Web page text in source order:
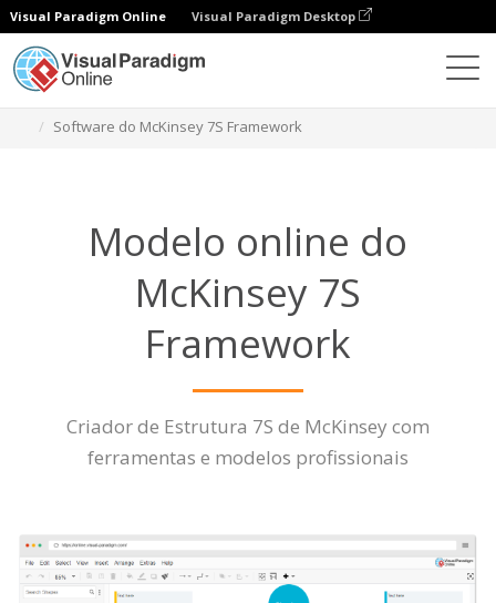
Visual Paradigm Online Visual Paradigm Desktop
Software do McKinsey 7S Framework
Modelo online do
McKinsey 7S
Framework
Criador de Estrutura 7S de McKinsey com
ferramentas e modelos profissionais